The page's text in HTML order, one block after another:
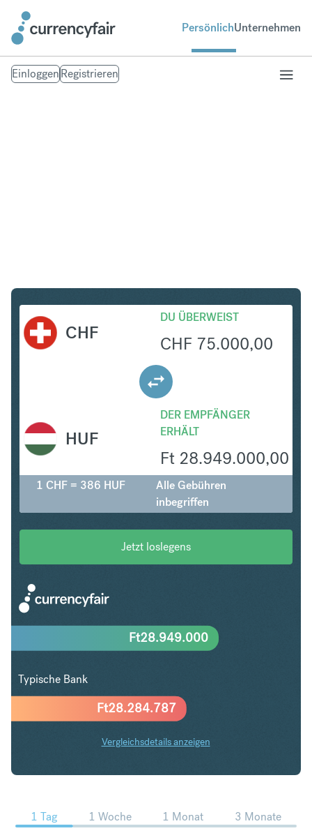
PersönlichUnternehmen
EinloggenRegistrieren
CHF
DU ÜBERWEIST
CHF 75.000,00
DER EMPFÄNGER
ERHÄLT
Ft 28.949.000,00
HUF
1 CHF = 386 HUF
Alle Gebühren
inbegriffen
Jetzt loslegens
Ft28.284.787
Ft28.949.000
Typische Bank
Vergleichsdetails anzeigen
CHF in HUF Trends
1 Tag 1 Woche 1 Monat 3 Monate